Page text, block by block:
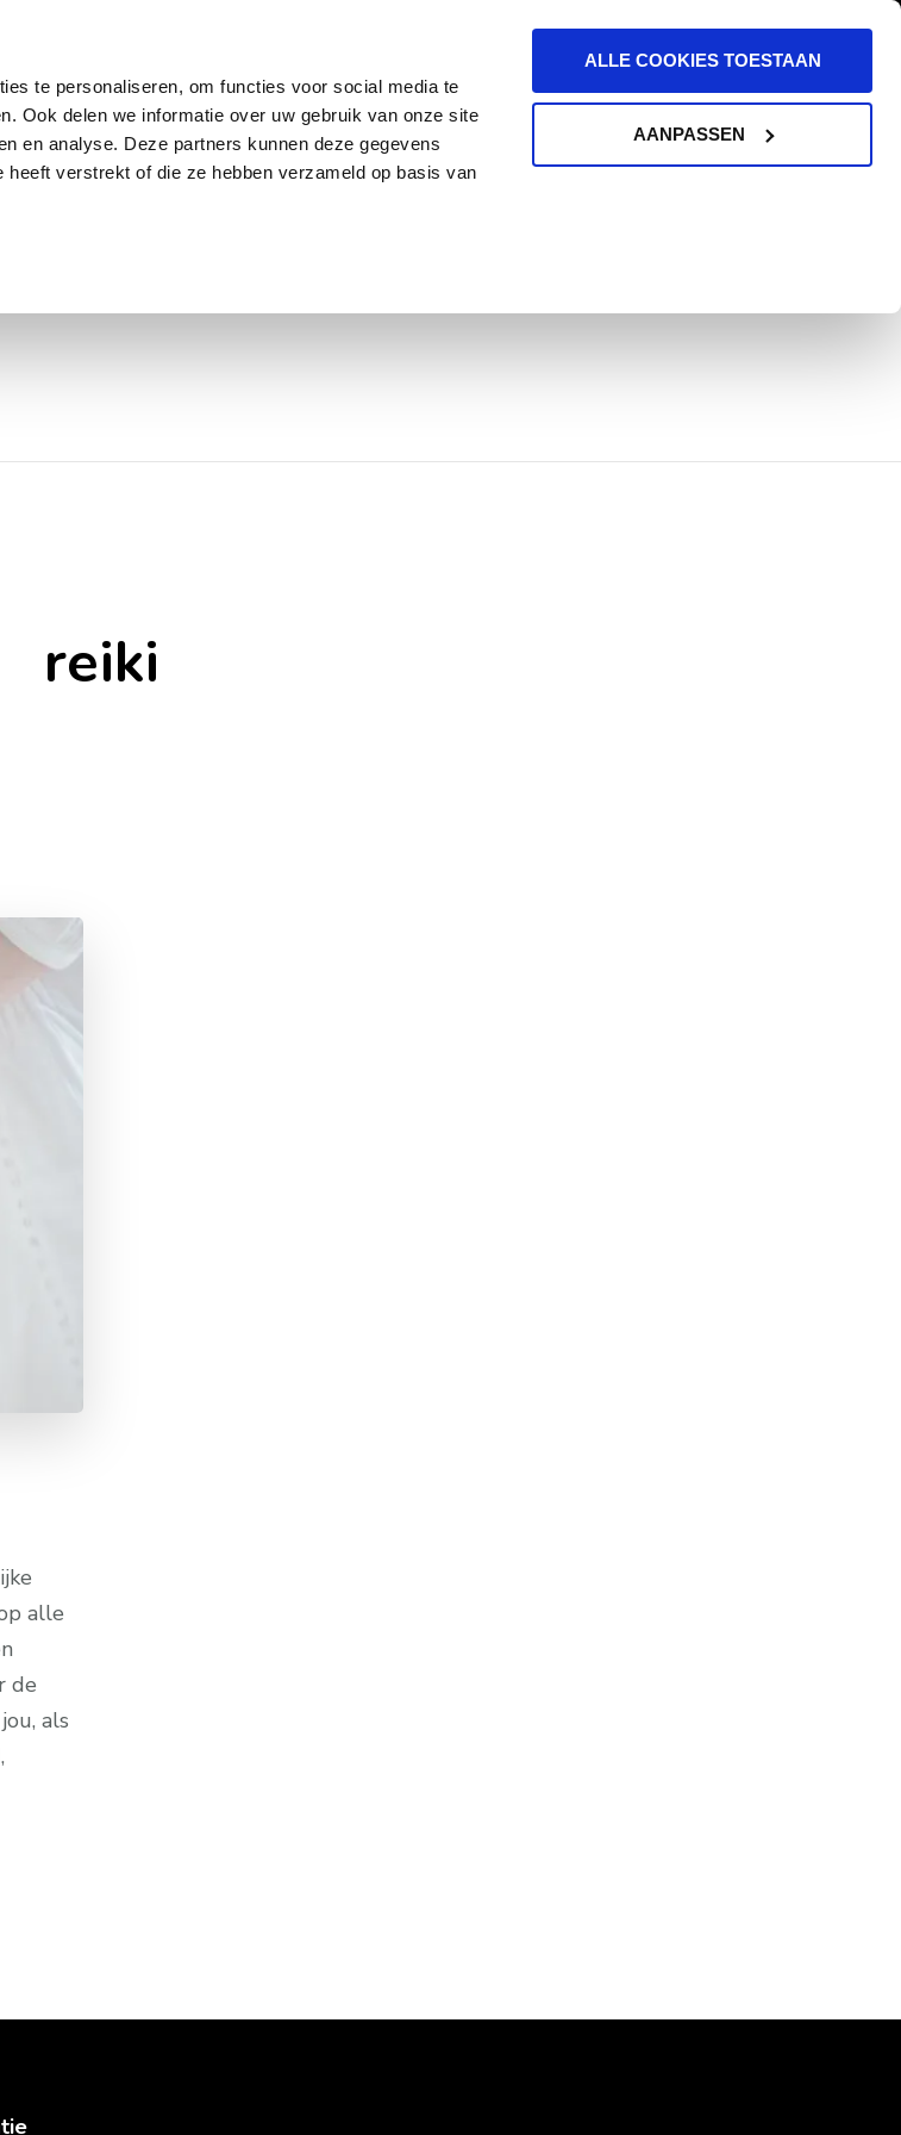
te personaliseren, om functies voor social media te
Ook delen we informatie over uw gebruik van onze site
en analyse. Deze partners kunnen deze gegevens
verstrekt of die ze hebben verzameld op basis van
ALLE COOKIES TOESTAAN
AANPASSEN
reiki
alle
de
als